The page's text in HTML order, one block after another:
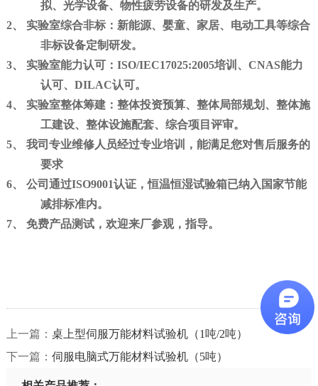
拟、光学设备、物性疲劳设备的研发及生产。
2、 实验室综合非标： 新能源、婴童、家居、电动工具等综合
非标设备定制研发。
3、 实验室能力认可： ISO/IEC17025:2005培训、CNAS能力
认可、DILAC认可。
4、 实验室整体筹建： 整体投资预算、整体局部规划、整体施
工建设、整体设施配套、综合项目评审。
5、 我司专业维修人员经过专业培训，能满足您对售后服务的
要求
6、 公司通过ISO9001认证，恒温恒湿试验箱已纳入国家节能
减排标准内。
7、 免费产品测试，欢迎来厂参观，指导。
上一篇： 桌上型伺服万能材料试验机（1吨/2吨）
下一篇： 伺服电脑式万能材料试验机（5吨）